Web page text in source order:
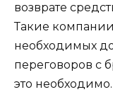
возврате
Такие
необходимых
переговоров с
это необходимо.